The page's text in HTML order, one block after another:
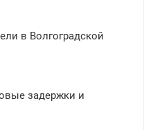
в Волгоградской
задержки и